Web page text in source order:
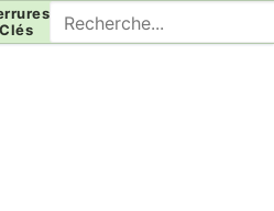
Rechercher
: